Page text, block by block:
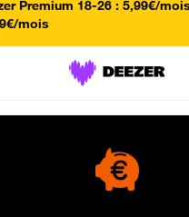
Premium 18-26 : 5,99€/
mois